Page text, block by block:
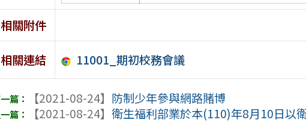
相關附件
相關連結 11001_期初校務會議
【2021-08-24】 防制少年參與網路賭博
【2021-08-24】衛生福利部業於本(110)年8月10日以